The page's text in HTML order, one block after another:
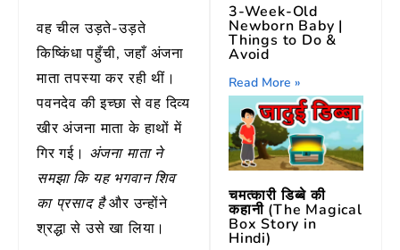
वह चील उड़ते-उड़ते
किष्किंधा पहुँची, जहाँ अंजना
माता तपस्या कर रही थीं।
पवनदेव की इच्छा से वह दिव्य
खीर अंजना माता के हाथों में
गिर गई।
अंजना माता ने
समझा कि यह भगवान शिव
का प्रसाद हैऔर उन्होंने
श्रद्धा से उसे खा लिया।
3-Week-Old
Newborn Baby |
Things to Do &
Avoid
Read More »
चमत्कारी डिब्बे की
कहानी (The Magical
Box Story in
Hindi)